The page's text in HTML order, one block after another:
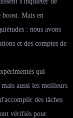
Mais en
: nous avons
et des comptes de
qui
aussi les meilleurs
des tâches
vérifiés pour